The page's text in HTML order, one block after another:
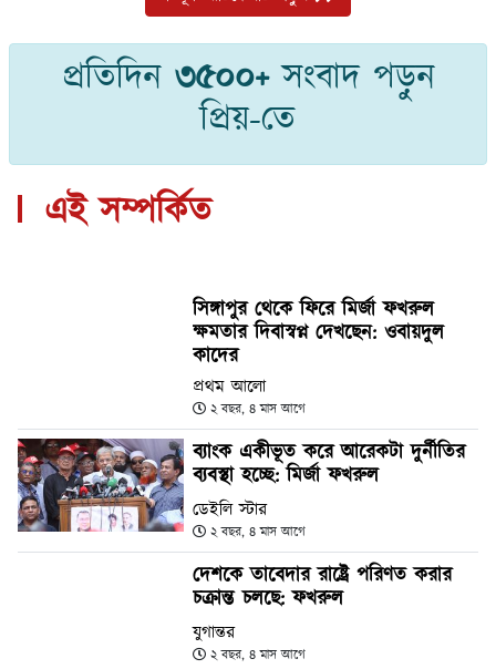
প্রতিদিন ৩৫০০+সংবাদ পড়ুন
প্রিয়-তে
এই সম্পর্কিত
সিঙ্গাপুর থেকে ফিরে মির্জা ফখরুল
ক্ষমতার দিবাস্বপ্ন দেখছেন: ওবায়দুল
কাদের
প্রথম আলো
২ বছর, ৪ মাস আগে
ব্যাংক একীভূত করে আরেকটা দুর্নীতির
ব্যবস্থা হচ্ছে: মির্জা ফখরুল
ডেইলি স্টার
২ বছর, ৪ মাস আগে
দেশকে তাবেদার রাষ্ট্রে পরিণত করার
চক্রান্ত চলছে: ফখরুল
যুগান্তর
২ বছর, ৪ মাস আগে